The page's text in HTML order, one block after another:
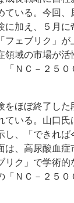
ている。今回、
に加え、５月
フェブリク」が
領域の市場が活
「ＮＣ－２５０
ほぼ終了した
ている。山口氏
し、「できれば
は、高尿酸血症
リク」で学術
「ＮＣ－２５０